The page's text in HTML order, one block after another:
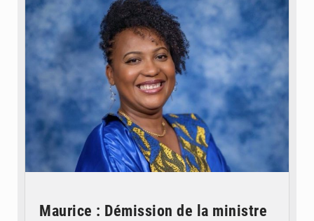
Maurice : Démission de la ministre